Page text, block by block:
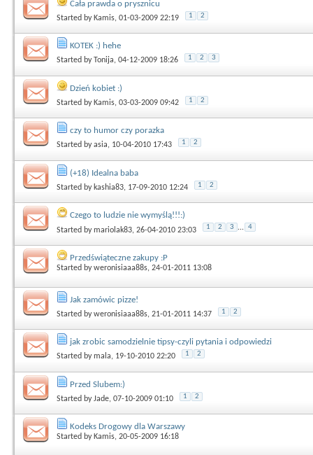
Cała prawda o prysznicu
Started by Kamis, 01-03-2009 22:19 1 2
KOTEK :) hehe
Started byTonija, 04-12-2009 18:26 1 2 3
Dzień kobiet :)
Started by Kamis, 03-03-2009 09:42 1 2
czy to humor czy porazka
Started byasia, 10-04-2010 17:43 1 2
(+18) Idealna baba
Started by kashia83, 17-09-2010 12:24 1 2
Czego to ludzie nie wymyślą!!!:)
Started bymariolak83, 26-04-2010 23:03 1 2 3 ... 4
Przedświąteczne zakupy :P
Started byweronisiaaa88s, 24-01-2011 13:08
Jak zamówic pizze!
Started byweronisiaaa88s, 21-01-2011 14:37 1 2
jak zrobic samodzielnie tipsy-czyli pytania i odpowiedzi
Started bymala, 19-10-2010 22:20 1 2
Przed Slubem:)
Started byJade, 07-10-2009 01:10 1 2
Kodeks Drogowy dla Warszawy
Started by Kamis, 20-05-2009 16:18